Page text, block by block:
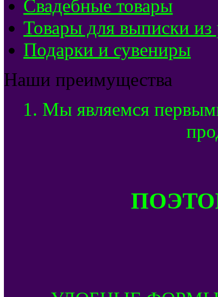
Свадебные товары
Товары для выписки из
Подарки и сувениры
Наши преимущества
1. Мы являемся